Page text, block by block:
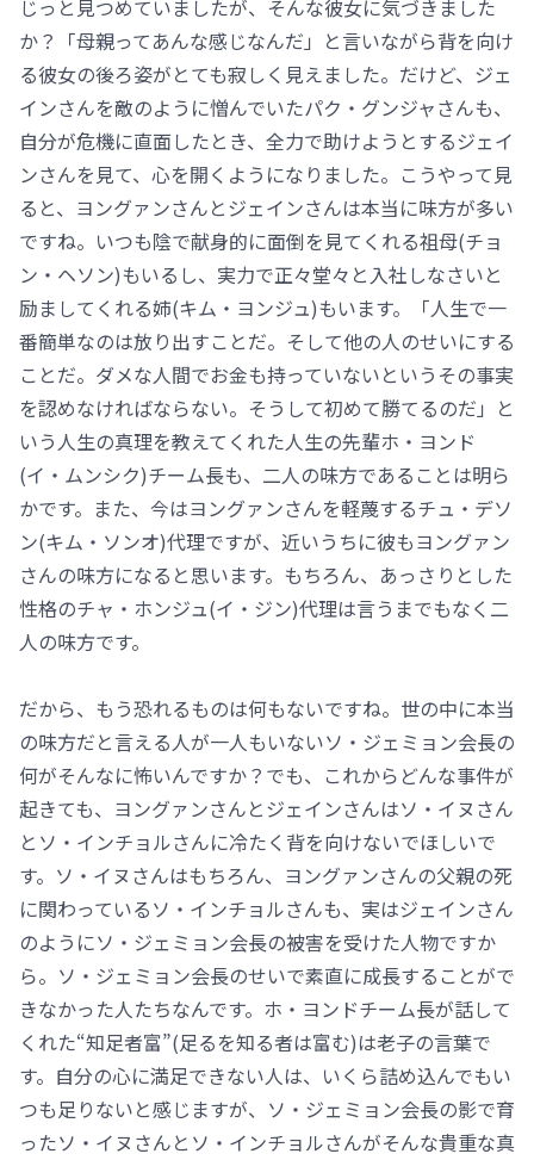
じっと見つめていましたが、そんな彼女に気づきました
か？「母親ってあんな感じなんだ」と言いながら背を向け
る彼女の後ろ姿がとても寂しく見えました。だけど、ジェ
インさんを敵のように憎んでいたパク・グンジャさんも、
自分が危機に直面したとき、全力で助けようとするジェイ
ンさんを見て、心を開くようになりました。こうやって見
ると、ヨングァンさんとジェインさんは本当に味方が多い
ですね。いつも陰で献身的に面倒を見てくれる祖母(チョ
ン・ヘソン)もいるし、実力で正々堂々と入社しなさいと
励ましてくれる姉(キム・ヨンジュ)もいます。「人生で一
番簡単なのは放り出すことだ。そして他の人のせいにする
ことだ。ダメな人間でお金も持っていないというその事実
を認めなければならない。そうして初めて勝てるのだ」と
いう人生の真理を教えてくれた人生の先輩ホ・ヨンド
(イ・ムンシク)チーム長も、二人の味方であることは明ら
かです。また、今はヨングァンさんを軽蔑するチュ・デソ
ン(キム・ソンオ)代理ですが、近いうちに彼もヨングァン
さんの味方になると思います。もちろん、あっさりとした
性格のチャ・ホンジュ(イ・ジン)代理は言うまでもなく二
人の味方です。
だから、もう恐れるものは何もないですね。世の中に本当
の味方だと言える人が一人もいないソ・ジェミョン会長の
何がそんなに怖いんですか？でも、これからどんな事件が
起きても、ヨングァンさんとジェインさんはソ・イヌさん
とソ・インチョルさんに冷たく背を向けないでほしいで
す。ソ・イヌさんはもちろん、ヨングァンさんの父親の死
に関わっているソ・インチョルさんも、実はジェインさん
のようにソ・ジェミョン会長の被害を受けた人物ですか
ら。ソ・ジェミョン会長のせいで素直に成長することがで
きなかった人たちなんです。ホ・ヨンドチーム長が話して
くれた“知足者富”(足るを知る者は富む)は老子の言葉で
す。自分の心に満足できない人は、いくら詰め込んでもい
つも足りないと感じますが、ソ・ジェミョン会長の影で育
ったソ・イヌさんとソ・インチョルさんがそんな貴重な真